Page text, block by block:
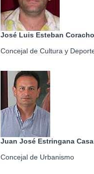
José Luis Esteban Coracho
Concejal de Cultura y
Juan José Estringana
Concejal de Urbanismo